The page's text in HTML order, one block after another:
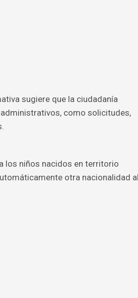
sugiere que la ciudadanía
como solicitudes,
los niños nacidos en territorio
otra nacionalidad